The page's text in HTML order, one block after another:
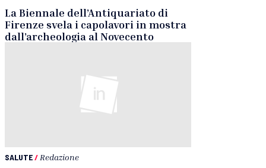
La Biennale dell’Antiquariato di
Firenze svela i capolavori in mostra
dall’archeologia al Novecento
SALUTE/ Redazione